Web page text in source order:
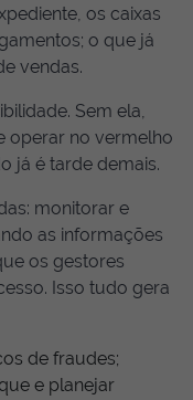
os caixas
o que já
vendas.
Sem ela,
operar no vermelho
já é tarde demais.
monitorar e
as informações
os gestores
Isso tudo gera
de fraudes;
e planejar